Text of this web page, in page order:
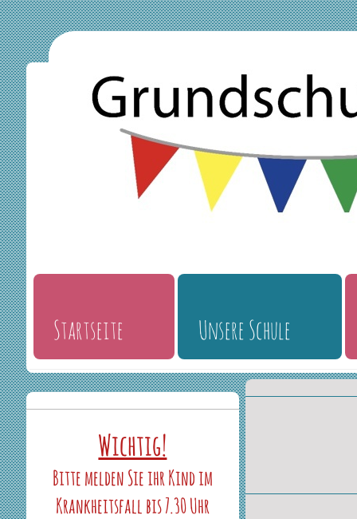
Startseite Unsere Schule
Wichtig!
Bitte melden Sie ihr Kind im
Krankheitsfall bis 7.30 Uhr